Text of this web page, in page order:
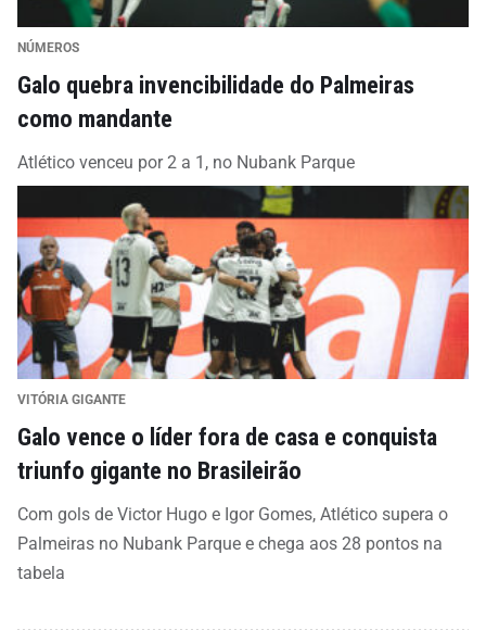
NÚMEROS
Galo quebra invencibilidade do Palmeiras
como mandante
Atlético venceu por 2 a 1, no Nubank Parque
VITÓRIA GIGANTE
Galo vence o líder fora de casa e conquista
triunfo gigante no Brasileirão
Com gols de Victor Hugo e Igor Gomes, Atlético supera o
Palmeiras no Nubank Parque e chega aos 28 pontos na
tabela